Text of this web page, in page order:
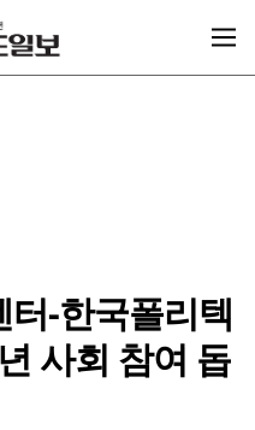
-한국폴리텍
사회 참여 돕